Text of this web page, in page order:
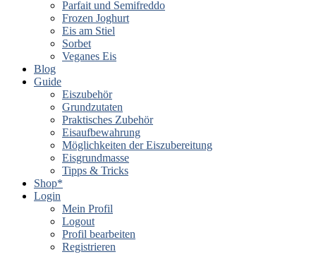
Parfait und Semifreddo
Frozen Joghurt
Eis am Stiel
Sorbet
Veganes Eis
Blog
Guide
Eiszubehör
Grundzutaten
Praktisches Zubehör
Eisaufbewahrung
Möglichkeiten der Eiszubereitung
Eisgrundmasse
Tipps & Tricks
Shop*
Login
Mein Profil
Logout
Profil bearbeiten
Registrieren